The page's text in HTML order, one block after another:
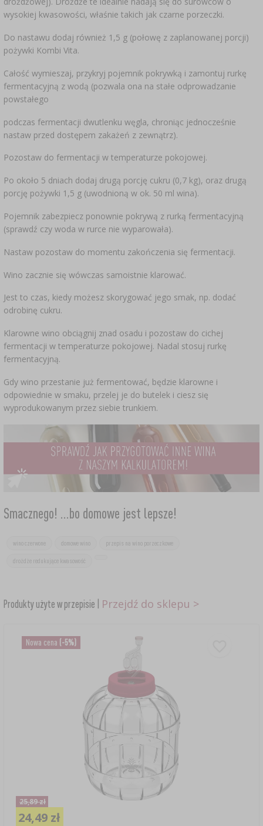
wysokiej kwasowości, właśnie takich jak czarne porzeczki.
Do nastawu dodaj również 1,5 g (połowę z zaplanowanej porcji)
pożywki Kombi Vita.
Całość wymieszaj, przykryj pojemnik pokrywką i zamontuj rurkę
fermentacyjną z wodą (pozwala ona na stałe odprowadzanie
powstałego
podczas fermentacji dwutlenku węgla, chroniąc jednocześnie
nastaw przed dostępem zakażeń z zewnątrz).
Pozostaw do fermentacji w temperaturze pokojowej.
Po około 5 dniach dodaj drugą porcję cukru (0,7 kg), oraz drugą
porcję pożywki 1,5 g (uwodnioną w ok. 50 ml wina).
Pojemnik zabezpiecz ponownie pokrywą z rurką fermentacyjną
(sprawdź czy woda w rurce nie wyparowała).
Nastaw pozostaw do momentu zakończenia się fermentacji.
Wino zacznie się wówczas samoistnie klarować.
Jest to czas, kiedy możesz skorygować jego smak, np. dodać
odrobinę cukru.
Klarowne wino obciągnij znad osadu i pozostaw do cichej
fermentacji w temperaturze pokojowej. Nadal stosuj rurkę
fermentacyjną.
Gdy wino przestanie już fermentować, będzie klarowne i
odpowiednie w smaku, przelej je do butelek i ciesz się
wyprodukowanym przez siebie trunkiem.
Smacznego! ...bo domowe jest lepsze!
wino czerwone domowe wino przepis na wino porzeczkowe
drożdże redukujące kwasowość
Produkty użyte w przepisie | Przejdź do sklepu >
Nowa cena (-5%)
25,89 zł
24,49 zł